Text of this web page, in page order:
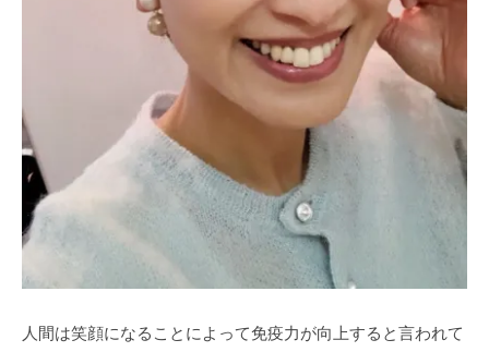
人間は笑顔になることによって免疫力が向上すると言われて